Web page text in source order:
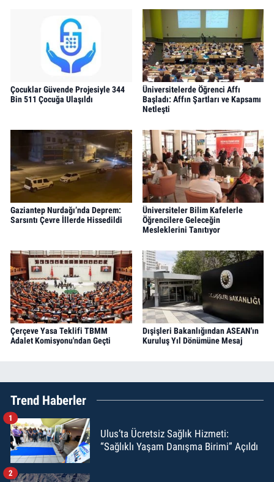
Çocuklar Güvende Projesiyle 344
Bin 511 Çocuğa Ulaşıldı
Üniversitelerde Öğrenci Affı
Başladı: Affın Şartları ve Kapsamı
Netleşti
Gaziantep Nurdağı’nda Deprem:
Sarsıntı Çevre İllerde Hissedildi
Üniversiteler Bilim Kafelerle
Öğrencilere Geleceğin
Mesleklerini Tanıtıyor
Çerçeve Yasa Teklifi TBMM
Adalet Komisyonu'ndan Geçti
Dışişleri Bakanlığından ASEAN'ın
Kuruluş Yıl Dönümüne Mesaj
Trend Haberler
Ulus’ta Ücretsiz Sağlık Hizmeti:
“Sağlıklı Yaşam Danışma Birimi” Açıldı
1
2